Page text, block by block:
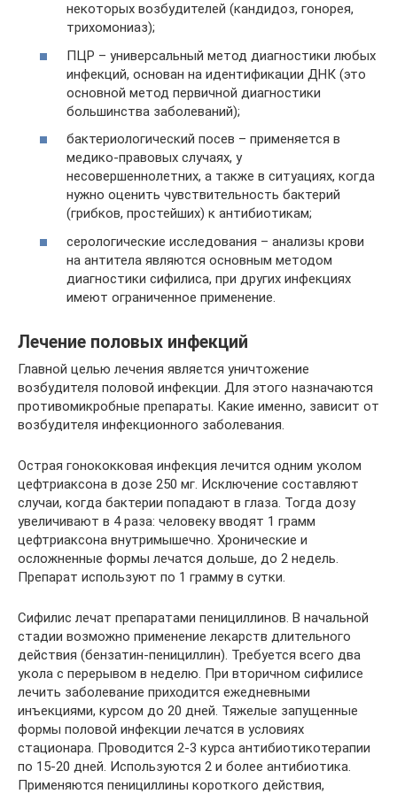
некоторых возбудителей (кандидоз, гонорея,
трихомониаз);
ПЦР – универсальный метод диагностики любых
инфекций, основан на идентификации ДНК (это
основной метод первичной диагностики
большинства заболеваний);
бактериологический посев – применяется в
медико-правовых случаях, у
несовершеннолетних, а также в ситуациях, когда
нужно оценить чувствительность бактерий
(грибков, простейших) к антибиотикам;
серологические исследования – анализы крови
на антитела являются основным методом
диагностики сифилиса, при других инфекциях
имеют ограниченное применение.
Лечение половых инфекций
Главной целью лечения является уничтожение
возбудителя половой инфекции. Для этого назначаются
противомикробные препараты. Какие именно, зависит от
возбудителя инфекционного заболевания.
Острая гонококковая инфекция лечится одним уколом
цефтриаксона в дозе 250 мг. Исключение составляют
случаи, когда бактерии попадают в глаза. Тогда дозу
увеличивают в 4 раза: человеку вводят 1 грамм
цефтриаксона внутримышечно. Хронические и
осложненные формы лечатся дольше, до 2 недель.
Препарат используют по 1 грамму в сутки.
Сифилис лечат препаратами пенициллинов. В начальной
стадии возможно применение лекарств длительного
действия (бензатин-пенициллин). Требуется всего два
укола с перерывом в неделю. При вторичном сифилисе
лечить заболевание приходится ежедневными
инъекциями, курсом до 20 дней. Тяжелые запущенные
формы половой инфекции лечатся в условиях
стационара. Проводится 2-3 курса антибиотикотерапии
по 15-20 дней. Используются 2 и более антибиотика.
Применяются пенициллины короткого действия,